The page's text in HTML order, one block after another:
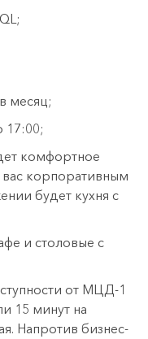
месяц;
17:00;
комфортное
корпоративным
будет кухня с
и столовые с
от МЦД-1
15 минут на
Напротив бизнес-